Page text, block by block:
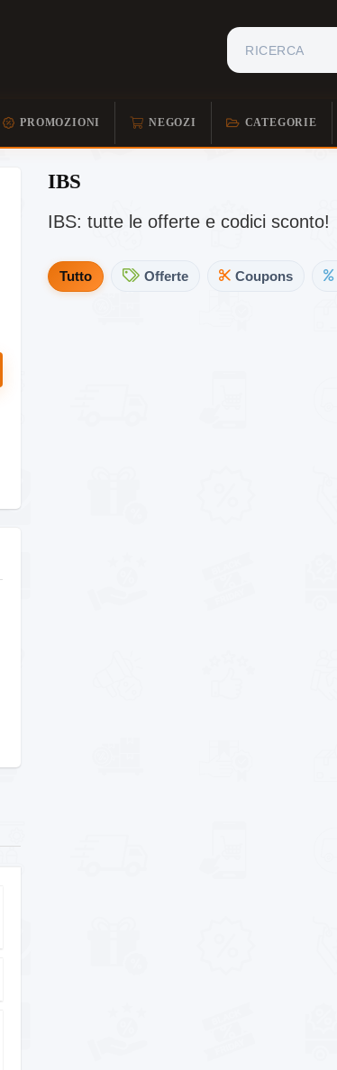
PROMOZIONI NEGOZI CATEGORIE
IBS
IBS: tutte le offerte e codici sconto!
Tutto Offerte Coupons